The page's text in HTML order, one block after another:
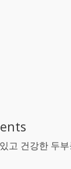
고 건강한 두